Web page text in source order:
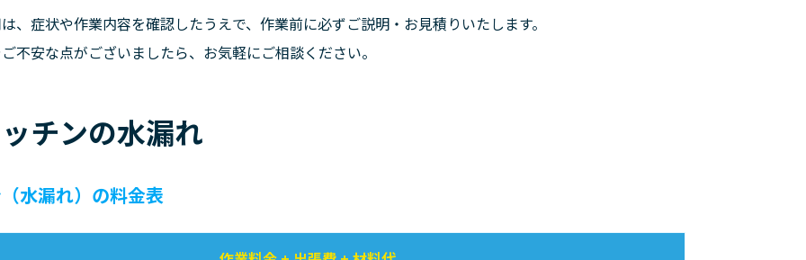
、症状や作業内容を確認したうえで、作業前に必ずご説明・お見積りいたします。
不安な点がございましたら、お気軽にご相談ください。
チンの水漏れ
水漏れ）の料金表